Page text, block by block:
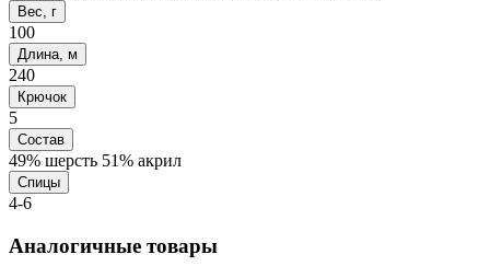
Вес, г
100
Длина, м
240
Крючок
5
Состав
49% шерсть 51% акрил
Спицы
4-6
Аналогичные товары